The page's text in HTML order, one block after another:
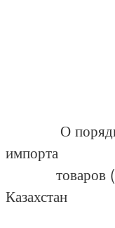
О порядке
импорта
товаров
Казахстан